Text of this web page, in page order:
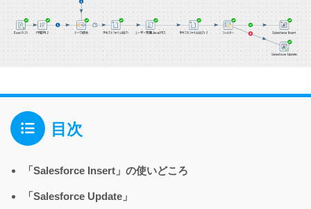
目次
「Salesforce Insert」の使いどころ
「Salesforce Update」